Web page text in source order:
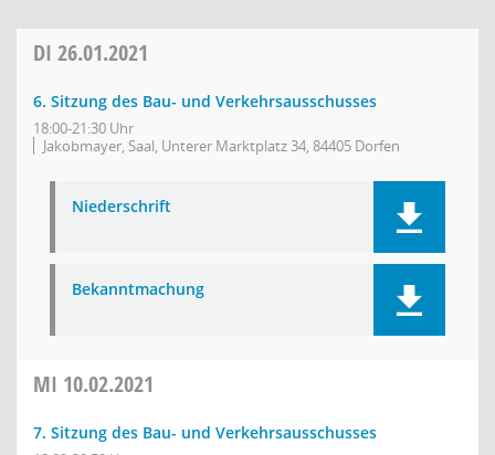
DI 26.01.2021
6. Sitzung des Bau- und Verkehrsausschusses
18:00-21:30 Uhr
Jakobmayer, Saal, Unterer Marktplatz 34, 84405 Dorfen
Niederschrift
Bekanntmachung
MI 10.02.2021
7. Sitzung des Bau- und Verkehrsausschusses